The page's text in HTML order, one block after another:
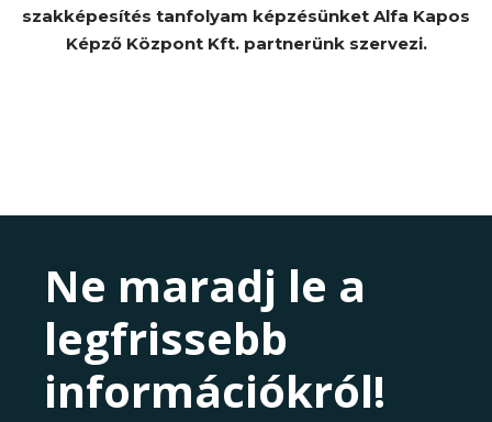
szakképesítés tanfolyam képzésünket Alfa Kapos
Képző Központ Kft. partnerünk szervezi.
Ne maradj le a
legfrissebb
információkról!